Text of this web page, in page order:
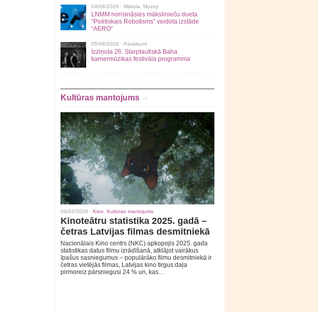
04/08/2026 · Māksla Muzeji
LNMM norisināsies mākslinieču dueta
“Poētiskais Robotisms” veidota izstāde
“AERO”
05/08/2026 · Pasākumi
Izziņota 26. Starptautiskā Baha
kamermūzikas festivāla programma
Kultūras mantojums
04/02/2026 · Kino Kultūras mantojums
Kinoteātru statistika 2025. gadā –
četras Latvijas filmas desmitniekā
Nacionālais Kino centrs (NKC) apkopojis 2025. gada
statistikas datus filmu izrādīšanā, atklājot vairākus
īpašus sasniegumus – populārāko filmu desmitniekā ir
četras vietējās filmas, Latvijas kino tirgus daļa
pirmoreiz pārsniegusi 24 % un, kas…